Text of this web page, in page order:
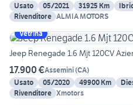
Usato
05/2021 31925 Km
Rivenditore ALMIA MOTORS
Vetrina
Jeep Renegade 1.6 Mjt 120CV
17.900 €Assemini(CA)
Usato
05/2020 49900 Km
Rivenditore Xmotors